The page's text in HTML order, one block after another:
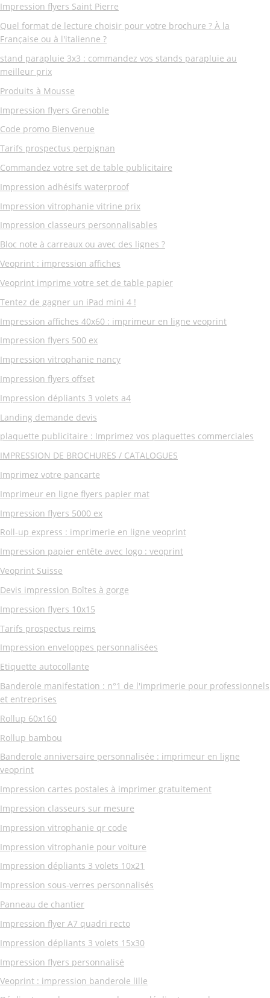
Impression flyers Saint Pierre
Quel format de lecture choisir pour votre brochure ? À la
Française ou à l'italienne ?
stand parapluie 3x3 : commandez vos stands parapluie au
meilleur prix
Produits à Mousse
Impression flyers Grenoble
Code promo Bienvenue
Tarifs prospectus perpignan
Commandez votre set de table publicitaire
Impression adhésifs waterproof
Impression vitrophanie vitrine prix
Impression classeurs personnalisables
Bloc note à carreaux ou avec des lignes ?
Veoprint : impression affiches
Veoprint imprime votre set de table papier
Tentez de gagner un iPad mini 4 !
Impression affiches 40x60 : imprimeur en ligne veoprint
Impression flyers 500 ex
Impression vitrophanie nancy
Impression flyers offset
Impression dépliants 3 volets a4
Landing demande devis
plaquette publicitaire : Imprimez vos plaquettes commerciales
IMPRESSION DE BROCHURES / CATALOGUES
Imprimez votre pancarte
Imprimeur en ligne flyers papier mat
Impression flyers 5000 ex
Roll-up express : imprimerie en ligne veoprint
Impression papier entête avec logo : veoprint
Veoprint Suisse
Devis impression Boîtes à gorge
Impression flyers 10x15
Tarifs prospectus reims
Impression enveloppes personnalisées
Etiquette autocollante
Banderole manifestation : n°1 de l'imprimerie pour professionnels
et entreprises
Rollup 60x160
Rollup bambou
Banderole anniversaire personnalisée : imprimeur en ligne
veoprint
Impression cartes postales à imprimer gratuitement
Impression classeurs sur mesure
Impression vitrophanie qr code
Impression vitrophanie pour voiture
Impression dépliants 3 volets 10x21
Impression sous-verres personnalisés
Panneau de chantier
Impression flyer A7 quadri recto
Impression dépliants 3 volets 15x30
Impression flyers personnalisé
Veoprint : impression banderole lille